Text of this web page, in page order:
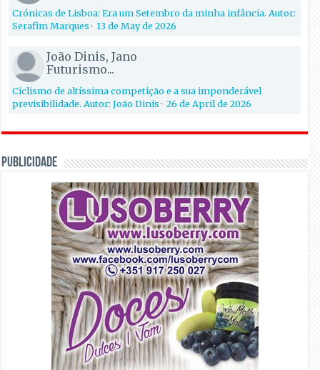
Crónicas de Lisboa: Era um Setembro da minha infância. Autor:
Serafim Marques·13 de May de 2026
João Dinis, Jano
Futurismo...
Ciclismo de altíssima competição e a sua imponderável
previsibilidade. Autor: João Dinis·26 de April de 2026
PUBLICIDADE